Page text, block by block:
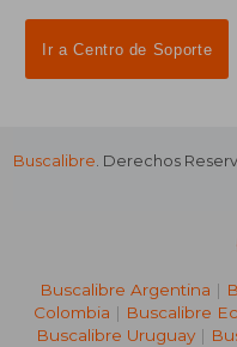
Ir a Centro de Soporte
Buscalibre. Derechos
Buscalibre Argentina |
Colombia | Buscalibre
Buscalibre Uruguay|